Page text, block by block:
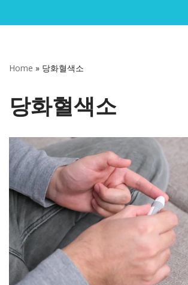
너
뛰
Home » 당화혈색소
당화혈색소